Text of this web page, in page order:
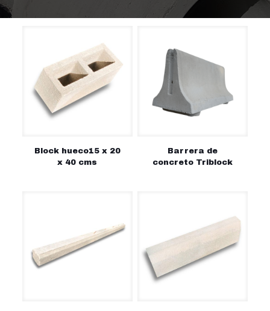
Block hueco15 x 20
x 40 cms
Barrera de
concreto Triblock